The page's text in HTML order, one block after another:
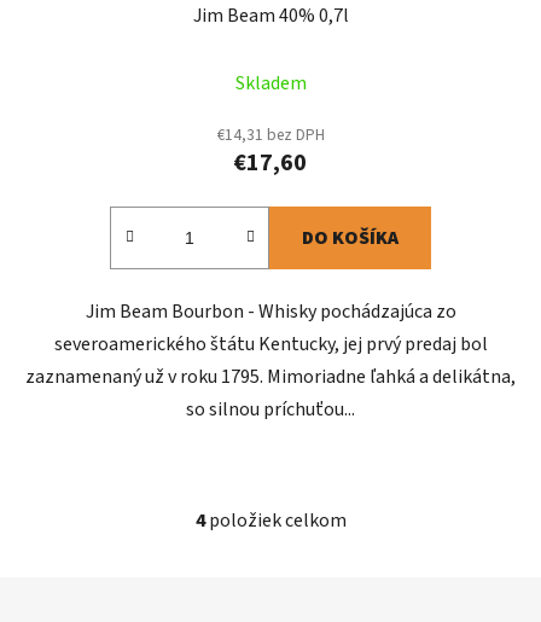
Jim Beam 40% 0,7l
Skladem
€14,31 bez DPH
€17,60
DO KOŠÍKA
Jim Beam Bourbon - Whisky pochádzajúca zo
severoamerického štátu Kentucky, jej prvý predaj bol
zaznamenaný už v roku 1795. Mimoriadne ľahká a delikátna,
so silnou príchuťou...
O
4položiek celkom